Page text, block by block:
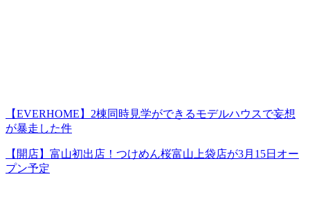
【EVERHOME】2棟同時見学ができるモデルハウスで妄想
が暴走した件
【開店】富山初出店！つけめん桜富山上袋店が3月15日オー
プン予定